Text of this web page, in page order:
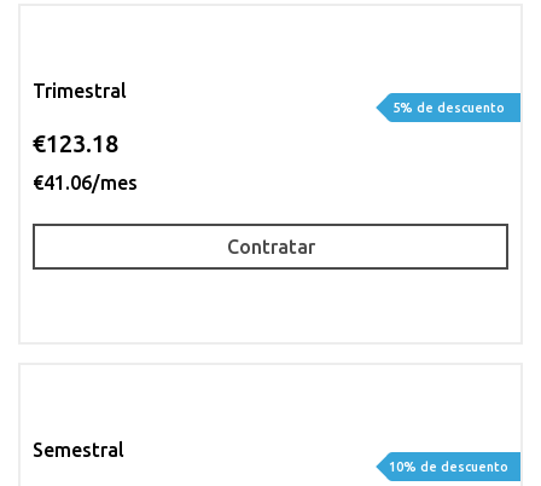
Trimestral
€123.18
€41.06/mes
5% de descuento
Contratar
Semestral
10% de descuento